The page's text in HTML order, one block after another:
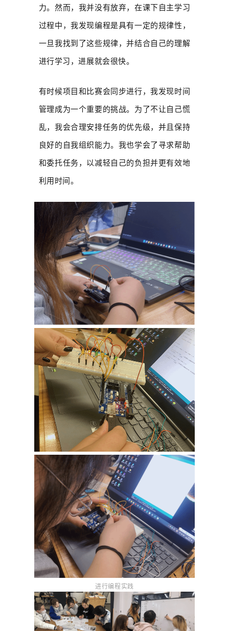
力。然而，我并没有放弃，在课下自主学习
过程中，我发现编程是具有一定的规律性，
一旦我找到了这些规律，并结合自己的理解
进行学习，进展就会很快。
有时候项目和比赛会同步进行，我发现时间
管理成为一个重要的挑战。为了不让自己慌
乱，我会合理安排任务的优先级，并且保持
良好的自我组织能力。我也学会了寻求帮助
和委托任务，以减轻自己的负担并更有效地
利用时间。
进行编程实践